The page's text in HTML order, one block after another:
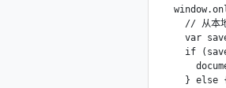
// 从本地
var
if
} else